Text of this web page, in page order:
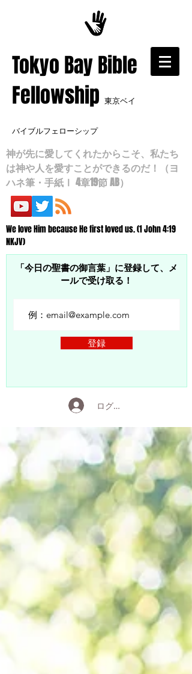
​Tokyo Bay Bible
Fellowship 東京ベイ
バイブルフェローシップ
神が先に愛してくれたからこそ、私たち
は神や人を愛すことができるのだ！（ヨ
ハネ筆・手紙Ⅰ 4章19節 AB）
We love Him because He first loved us. (1 John 4:19
NKJV)
「今日の聖書の御言葉」に登録して、メ
ールで受け取る！
登録
ログイン